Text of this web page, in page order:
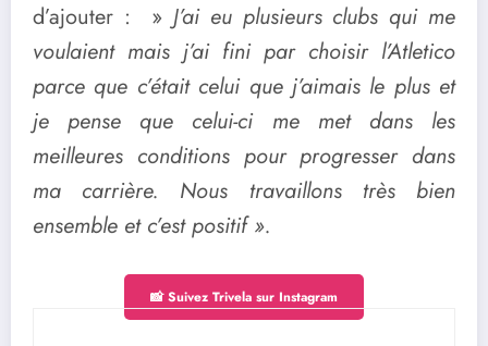
d’ajouter : »J’ai eu plusieurs clubs qui me
voulaient mais j’ai fini par choisir l’Atletico
parce que c’était celui que j’aimais le plus et
je pense que celui-ci me met dans les
meilleures conditions pour progresser dans
ma carrière. Nous travaillons très bien
ensemble et c’est positif ».
📸 Suivez Trivela sur Instagram